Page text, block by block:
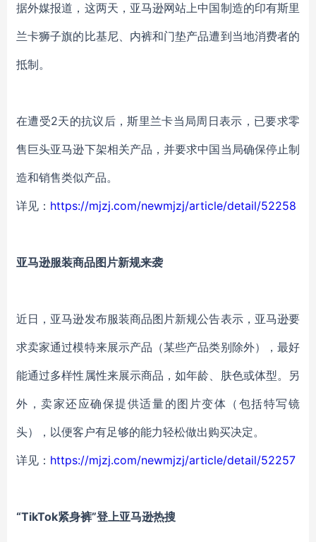
据外媒报道，这两天，亚马逊网站上中国制造的印有斯里
兰卡狮子旗的比基尼、内裤和门垫产品遭到当地消费者的
抵制。
在遭受2天的抗议后，斯里兰卡当局周日表示，已要求零
售巨头亚马逊下架相关产品，并要求中国当局确保停止制
造和销售类似产品。
详见： https://mjzj.com/newmjzj/article/detail/52258
亚马逊服装商品图片新规来袭
近日，亚马逊发布服装商品图片新规公告表示，亚马逊要
求卖家通过模特来展示产品（某些产品类别除外），最好
能通过多样性属性来展示商品，如年龄、肤色或体型。另
外，卖家还应确保提供适量的图片变体（包括特写镜
头），以便客户有足够的能力轻松做出购买决定。
详见： https://mjzj.com/newmjzj/article/detail/52257
“TikTok紧身裤”登上亚马逊热搜